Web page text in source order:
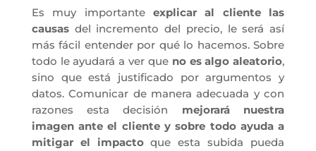
Es muy importante explicar al cliente las
causas del incremento del precio, le será así
más fácil entender por qué lo hacemos. Sobre
todo le ayudará a ver que no es algo aleatorio,
sino que está justificado por argumentos y
datos. Comunicar de manera adecuada y con
razones esta decisión mejorará nuestra
imagen ante el cliente y sobre todo ayuda a
mitigar el impactoque esta subida pueda